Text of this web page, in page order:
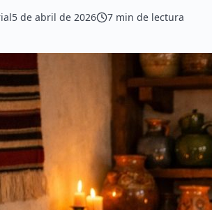
5 de abril de 2026 7 min de lectura